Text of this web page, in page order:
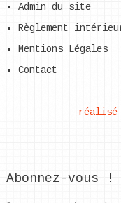
Admin du site
Règlement
Mentions Légales
Contact
réalisé
Abonnez-vous !